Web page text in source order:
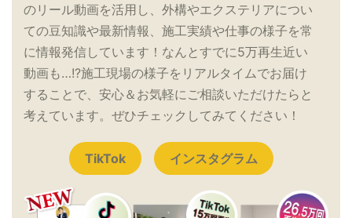
のリール動画を活用し、外構やエクステリアについ
ての豆知識や最新情報、施工実績や仕事の様子を常
に情報発信しています！なんとすでに5万再生近い
動画も…!?施工現場の様子をリアルタイムでお届け
することで、安心＆お気軽にご相談いただけたらと
考えています。ぜひチェックしてみてください！
TikTok インスタグラム